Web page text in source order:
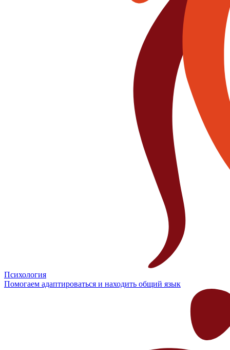
Психология
Помогаем адаптироваться и находить общий язык